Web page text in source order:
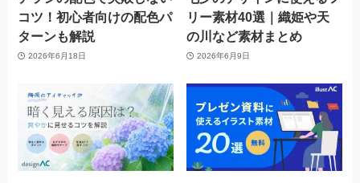
コツ！初心者向けの配色パ
ターンも解説
2026年6月18日
リー素材40選｜織姫や天
の川など素材まとめ
2026年6月9日